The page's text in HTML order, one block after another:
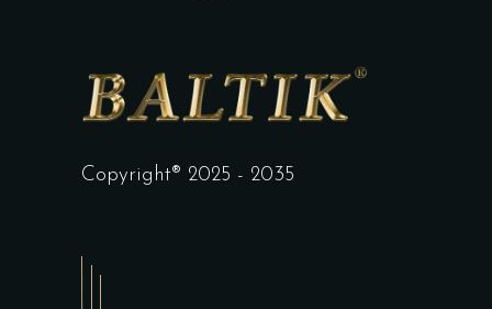
Copyright® 2025 - 2035